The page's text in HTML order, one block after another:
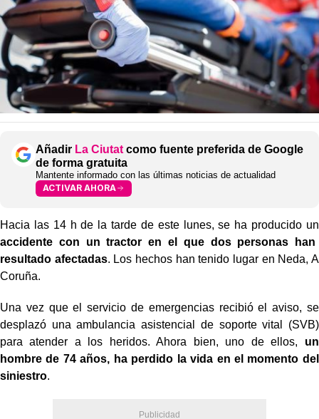
Añadir La Ciutat como fuente preferida de Google
de forma gratuita
Mantente informado con las últimas noticias de actualidad
ACTIVAR AHORA
Hacia las 14 h de la tarde de este lunes, se ha producido un
accidente con un tractor en el que dos personas han
resultado afectadas. Los hechos han tenido lugar en Neda, A
Coruña.
Una vez que el servicio de emergencias recibió el aviso, se
desplazó una ambulancia asistencial de soporte vital (SVB)
para atender a los heridos. Ahora bien, uno de ellos, un
hombre de 74 años, ha perdido la vida en el momento del
siniestro.